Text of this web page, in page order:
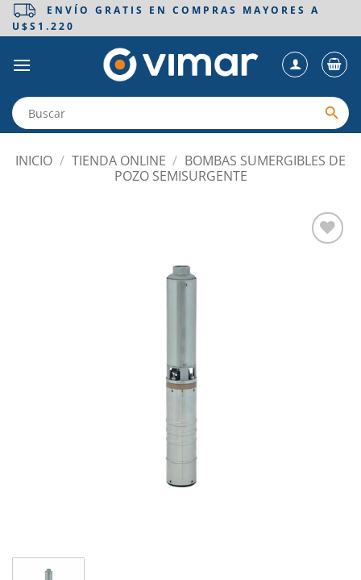
Saltar
ENVÍO GRATIS EN COMPRAS MAYORES A
U$S1.220
INICIO / TIENDA ONLINE / BOMBAS SUMERGIBLES DE
POZO SEMISURGENTE